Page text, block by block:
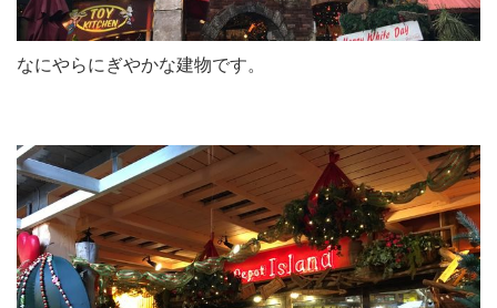
なにやらにぎやかな建物です。